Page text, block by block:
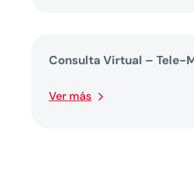
Consulta Virtual – Tele-
Ver más